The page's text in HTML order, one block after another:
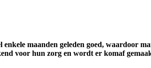
maanden geleden goed, waardoor
voor hun zorg en wordt er komaf